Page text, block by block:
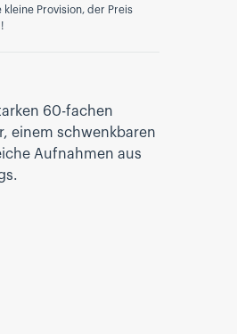
Provision, der Preis
60-fachen
einem schwenkbaren
Aufnahmen aus